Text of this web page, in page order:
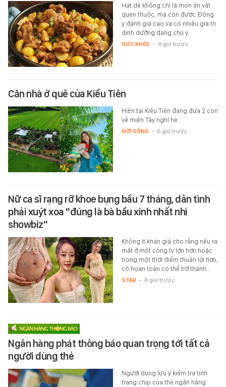
Hạt dẻ không chỉ là món ăn vặt
quen thuộc, mà còn được Đông
y đánh giá cao và có nhiều giá trị
dinh dưỡng đáng chú ý.
SỨC KHỎE - 6 giờ trước
Căn nhà ở quê của Kiều Tiên
Hiện tại Kiều Tiên đang đưa 2 con
về miền Tây nghỉ hè.
ĐỜI SỐNG - 6 giờ trước
Nữ ca sĩ rạng rỡ khoe bụng bầu 7 tháng, dân tình
phải xuýt xoa "đúng là bà bầu xinh nhất nhì
showbiz"
Không ít khán giả cho rằng nếu ra
mắt ở một công ty lớn hơn hoặc
trong một thời điểm thuận lợi hơn,
cô hoàn toàn có thể trở thành…
STAR - 6 giờ trước
Ngân hàng phát thông báo quan trọng tới tất cả
người dùng thẻ
Người dùng lưu ý kiểm tra tình
trạng chip của thẻ ngân hàng